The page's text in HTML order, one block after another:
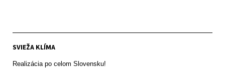
SVIEŽA KLÍMA
Realizácia po celom Slovensku!